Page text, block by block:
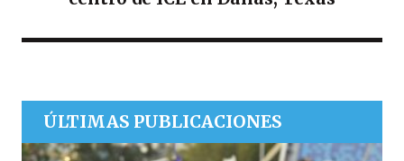
ÚLTIMAS PUBLICACIONES